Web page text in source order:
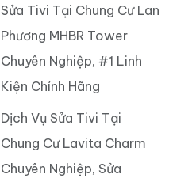
Sửa Tivi Tại Chung Cư Lan
Phương MHBR Tower
Chuyên Nghiệp, #1 Linh
Kiện Chính Hãng
Dịch Vụ Sửa Tivi Tại
Chung Cư Lavita Charm
Chuyên Nghiệp, Sửa